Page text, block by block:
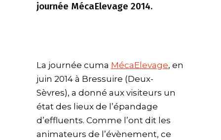
journée MécaElevage 2014.
La journée cuma MécaElevage, en
juin 2014 à Bressuire (Deux-
Sèvres), a donné aux visiteurs un
état des lieux de l’épandage
d’effluents. Comme l’ont dit les
animateurs de l’évènement, ce